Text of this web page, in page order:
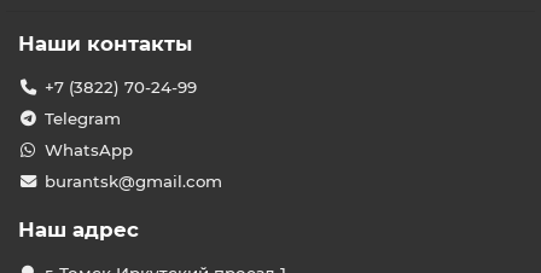
Наши контакты
+7 (3822) 70-24-99
Telegram
WhatsApp
burantsk@gmail.com
Наш адрес